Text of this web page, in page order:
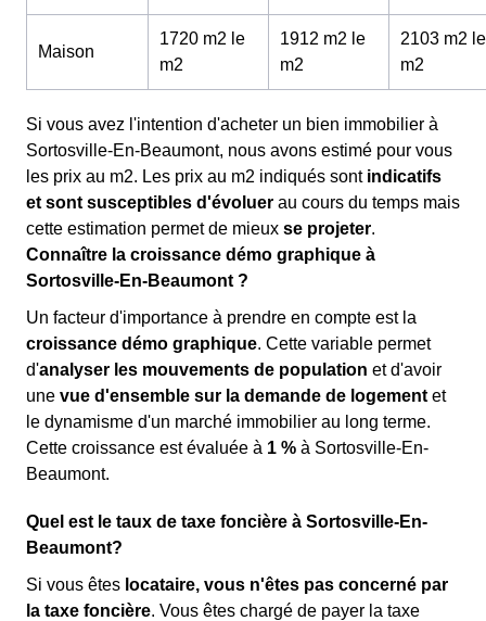
Maison
1720 m2 le
m2
1912 m2 le
m2
2103 m2 le
m2
Si vous avez l'intention d'acheter un bien immobilier à
Sortosville-En-Beaumont, nous avons estimé pour vous
les prix au m2. Les prix au m2 indiqués sont indicatifs
et sont susceptibles d'évoluer au cours du temps mais
cette estimation permet de mieux se projeter.
Connaître la croissance démo graphique à
Sortosville-En-Beaumont ?
Un facteur d'importance à prendre en compte est la
croissance démo graphique. Cette variable permet
d'analyser les mouvements de population et d'avoir
une vue d'ensemble sur la demande de logement et
le dynamisme d'un marché immobilier au long terme.
Cette croissance est évaluée à 1 % à Sortosville-En-
Beaumont.
Quel est le taux de taxe foncière à Sortosville-En-
Beaumont?
Si vous êtes locataire, vous n'êtes pas concerné par
la taxe foncière. Vous êtes chargé de payer la taxe